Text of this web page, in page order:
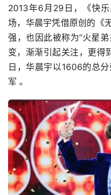
2013年6月29日，《快
场，华晨宇凭借原创的《
强，也因此被称为“火星
变，渐渐引起关注，更得
日，华晨宇以1606的总
军 。